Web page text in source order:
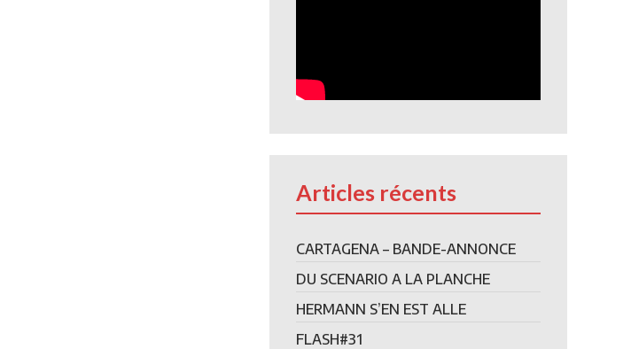
Articles récents
CARTAGENA – BANDE-ANNONCE
DU SCENARIO A LA PLANCHE
HERMANN S’EN EST ALLE
FLASH#31